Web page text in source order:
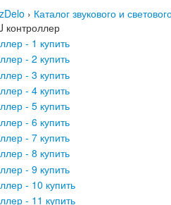
› Каталог звукового и
контроллер